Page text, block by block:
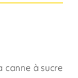
canne à sucre